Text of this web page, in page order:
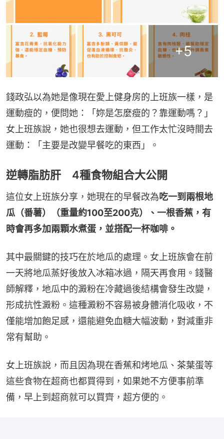
+5
錢政弘以為她是像現在愛上健身房的上班族一樣，是
運動瘦的，便問她：「妳是怎麼瘦的？靠運動嗎？」
女上班族說，她也很想去運動，但工作太忙沒時間去
運動：「主要是改變早餐吃的東西」。
逆轉脂肪肝 4種食物組合大公開
這位女上班族分享，她現在的早餐改為吃一到兩根地
瓜（番薯）（重量約100至200克）、一根香蕉，有
時會再多加兩顆水煮蛋，並搭配一杯咖啡。
其中最關鍵的技巧在於地瓜的處理。女上班族會在前
一天將地瓜蒸好後放入冰箱冰過，隔天再食用。錢醫
師解釋，地瓜中的澱粉在冷藏過後結構會發生改變，
形成抗性澱粉。這種澱粉不容易被身體消化吸收，不
僅能增加飽足感，還能避免血糖大幅波動，對減重非
常有幫助。
女上班族說，而且因為現在香蕉和烤地瓜、茶葉蛋等
這些食物在超商也都買得到，如果她不方便事前準
備，早上到超商就可以買齊，超方便的。